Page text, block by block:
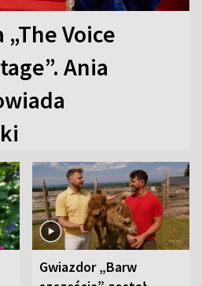
Voice
Ania
Gwiazdor „Barw